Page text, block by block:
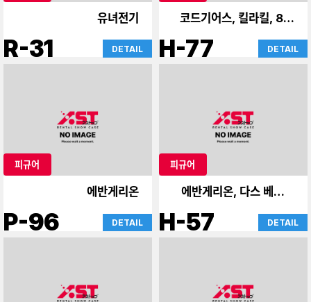
유녀전기
R-31 DETAIL
코드기어스, 킬라킬, 86,
기타
H-77 DETAIL
피규어
에반게리온
P-96 DETAIL
피규어
에반게리온, 다스 베이더
케이스
H-57 DETAIL